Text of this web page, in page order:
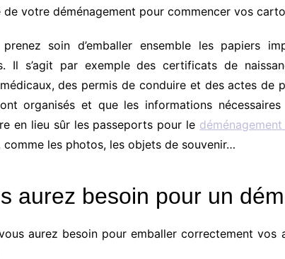
de votre déménagement pour commencer vos
soin d’emballer ensemble les papiers
Il s’agit par exemple des certificats de
des permis de conduire et des actes de
organisés et que les informations
en lieu sûr les passeports pour le
comme les photos, les objets de souvenir…
aurez besoin pour un
aurez besoin pour emballer correctement vos